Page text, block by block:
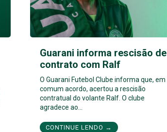
Guarani informa rescisão de
contrato com Ralf
O Guarani Futebol Clube informa que, em
comum acordo, acertou a rescisão
contratual do volante Ralf. O clube
agradece ao…
CONTINUE LENDO →